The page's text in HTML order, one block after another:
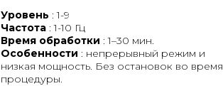
Уровень : 1-9
Частота : 1-10 Гц
Время обработки : 1–30 мин.
Особенности : непрерывный режим и
низкая мощность. Без остановок во время
процедуры.